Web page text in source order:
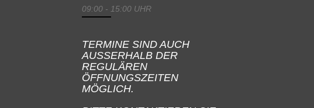
09:00 - 15:00 UHR
TERMINE SIND AUCH
AUSSERHALB DER
REGULÄREN
ÖFFNUNGSZEITEN
MÖGLICH.